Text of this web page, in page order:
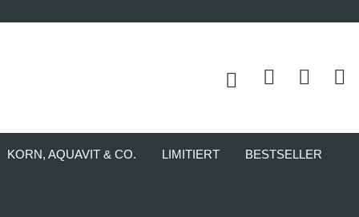
KORN, AQUAVIT & CO. LIMITIERT BESTSELLER